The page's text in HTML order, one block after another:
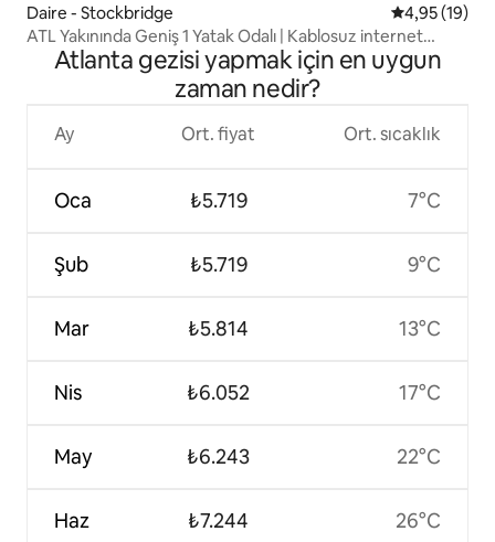
Daire - Stockbridge 5 üzerinden
4,95 (19)
ATL Yakınında Geniş 1 Yatak Odalı | Kablosuz internet
bağlantısı | Bahçe | Küvet
Atlanta gezisi yapmak için en uygun
zaman nedir?
Ay
Oca
Şub
Mar
Nis
May
Haz
Ort. fiyat
₺5.719
₺5.719
₺5.814
₺6.052
₺6.243
₺7.244
Ort. sıcaklık
7°C
9°C
13°C
17°C
22°C
26°C